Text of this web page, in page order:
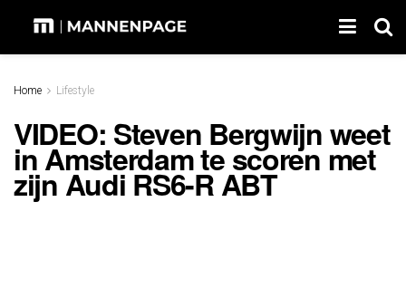
Home Lifestyle
VIDEO: Steven Bergwijn weet
in Amsterdam te scoren met
zijn Audi RS6-R ABT